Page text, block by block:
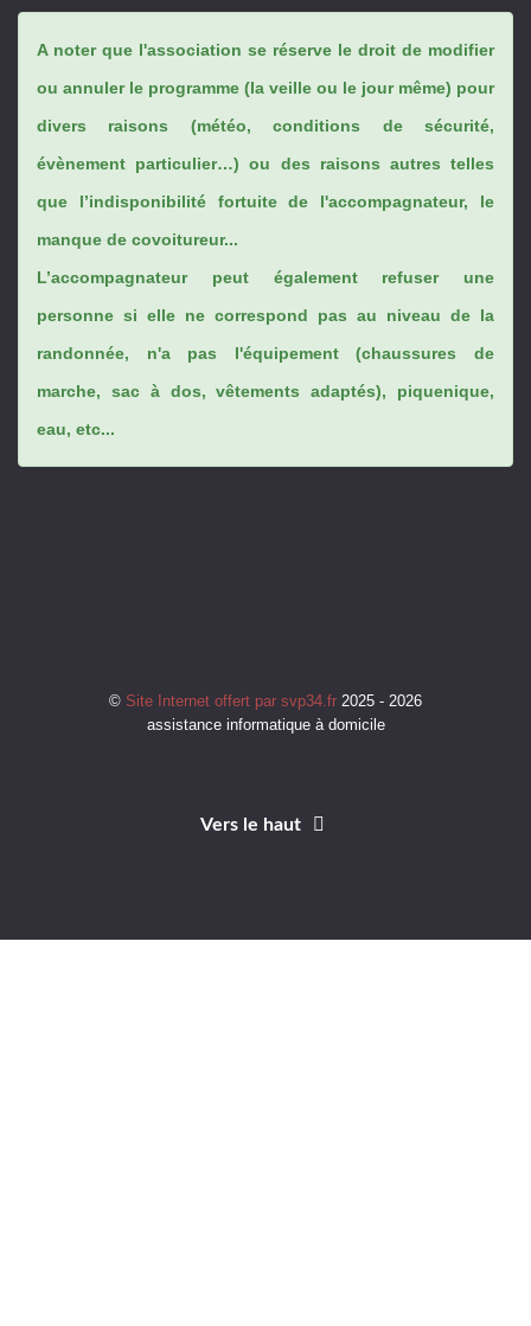
A noter que l'association se réserve le droit de modifier
ou annuler le programme (la veille ou le jour même) pour
divers raisons (météo, conditions de sécurité,
évènement particulier…) ou des raisons autres telles
que l’indisponibilité fortuite de l'accompagnateur, le
manque de covoitureur...
L’accompagnateur peut également refuser une
personne si elle ne correspond pas au niveau de la
randonnée, n'a pas l'équipement (chaussures de
marche, sac à dos, vêtements adaptés), piquenique,
eau, etc...
© Site Internet offert par svp34.fr 2025 - 2026
assistance informatique à domicile
Vers le haut